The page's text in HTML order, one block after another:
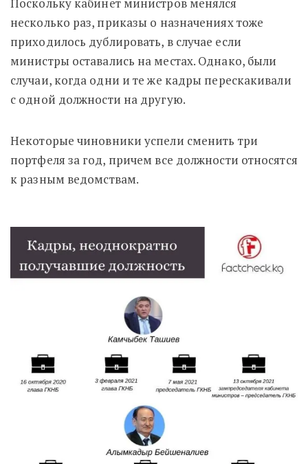
несколько раз, приказы о назначениях тоже
приходилось дублировать, в случае если
министры оставались на местах. Однако, были
случаи, когда одни и те же кадры перескакивали
с одной должности на другую.
Некоторые чиновники успели сменить три
портфеля за год, причем все должности относятся
к разным ведомствам.